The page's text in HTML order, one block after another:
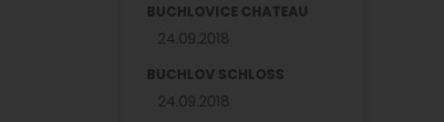
BUCHLOVICE CHATEAU
24.09.2018
BUCHLOV SCHLOSS
24.09.2018